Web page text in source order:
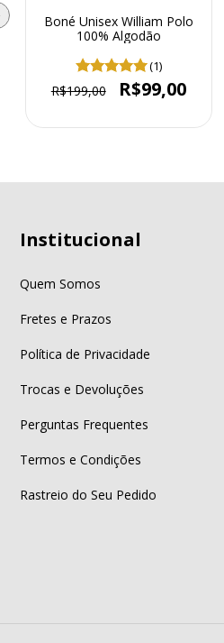
Boné Unisex William Polo
100% Algodão
(1)
R$199,00 R$99,00
Institucional
Quem Somos
Fretes e Prazos
Política de Privacidade
Trocas e Devoluções
Perguntas Frequentes
Termos e Condições
Rastreio do Seu Pedido